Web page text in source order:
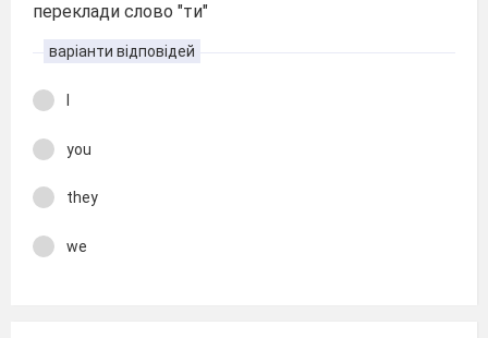
переклади слово "ти"
варіанти відповідей
you
they
we